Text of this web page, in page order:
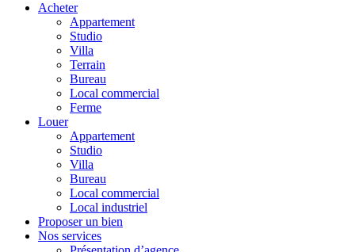
Acheter
Appartement
Studio
Villa
Terrain
Bureau
Local commercial
Ferme
Louer
Appartement
Studio
Villa
Bureau
Local commercial
Local industriel
Proposer un bien
Nos services